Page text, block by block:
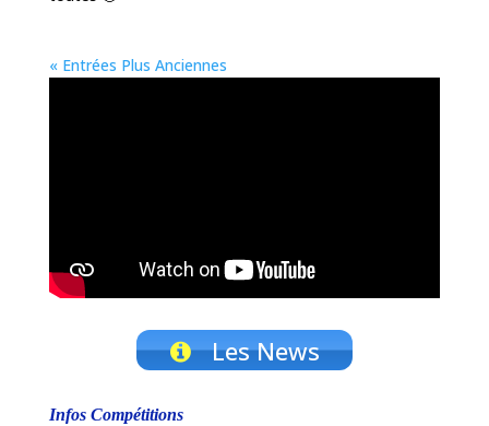
« Entrées Plus Anciennes
Les News
Infos Compétitions